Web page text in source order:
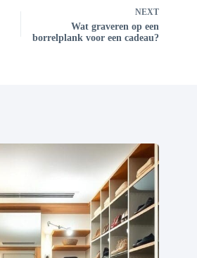
NEXT
Wat graveren op een
borrelplank voor een cadeau?